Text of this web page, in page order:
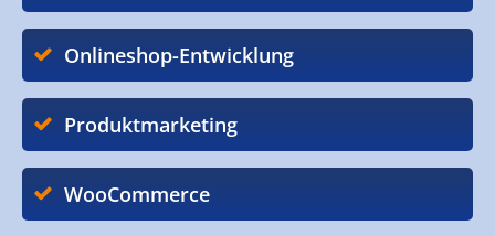
Onlineshop-Entwicklung
Produktmarketing
WooCommerce